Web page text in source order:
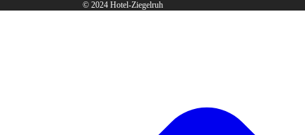
© 2024 Hotel-Ziegelruh